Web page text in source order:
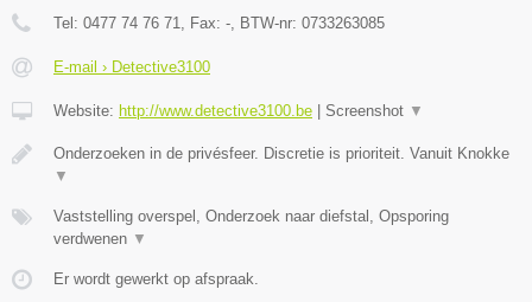
Tel: 0477 74 76 71 , Fax: - , BTW-nr: 0733263085
E-mail › Detective3100
Website: http://www.detective3100.be Screenshot ▼
Onderzoeken in de privésfeer. Discretie is prioriteit. Vanuit Knokke
▼
Vaststelling overspel, Onderzoek naar diefstal, Opsporing
verdwenen ▼
Er wordt gewerkt op afspraak.